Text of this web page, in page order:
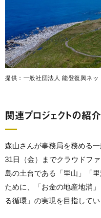
提供：一般社団法人 能登復興ネッ
関連プロジェクトの紹介
森山さんが事務局を務める
31日（金）までクラウドフ
島の土台である「里山」「
ために、「お金の地産地消
る循環」の実現を目指してい